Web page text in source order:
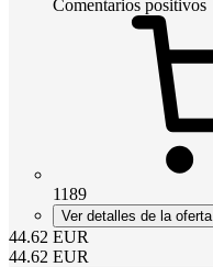
Comentarios positivos
1189
Ver detalles de la oferta
44.62 EUR
44.62 EUR